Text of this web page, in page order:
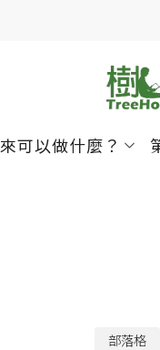
來可以做什麼？
部落格